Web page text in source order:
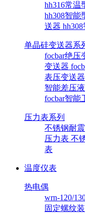
hh316常温
hh308智能
送器
单晶硅变送器系
focbar绝压
变送器
表压变送器
智能差压
focbar智能
压力表系列
不锈钢耐
压力表 不
表
温度仪表
热电偶
wrn-120/
固定螺纹